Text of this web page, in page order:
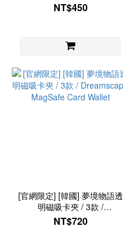
NT$450
[官網限定] [韓國] 夢境物語透
明磁吸卡夾 / 3款 /
Dreamscape MagSafe Card
Wallet
NT$720